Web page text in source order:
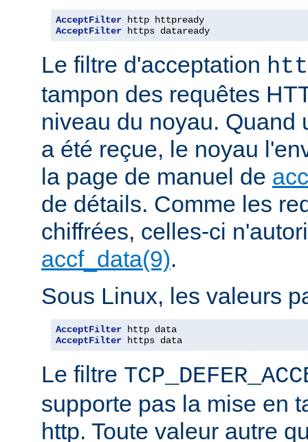
AcceptFilter
AcceptFilter https dataready
Le filtre d'acceptation
tampon des requêtes
niveau du noyau. Quand
a été reçue, le noyau
la page de manuel de
de détails. Comme les
chiffrées, celles-ci
accf_data(9).
Sous Linux, les valeurs
AcceptFilter
AcceptFilter https data
Le filtre
supporte pas la mise en
http. Toute valeur autre